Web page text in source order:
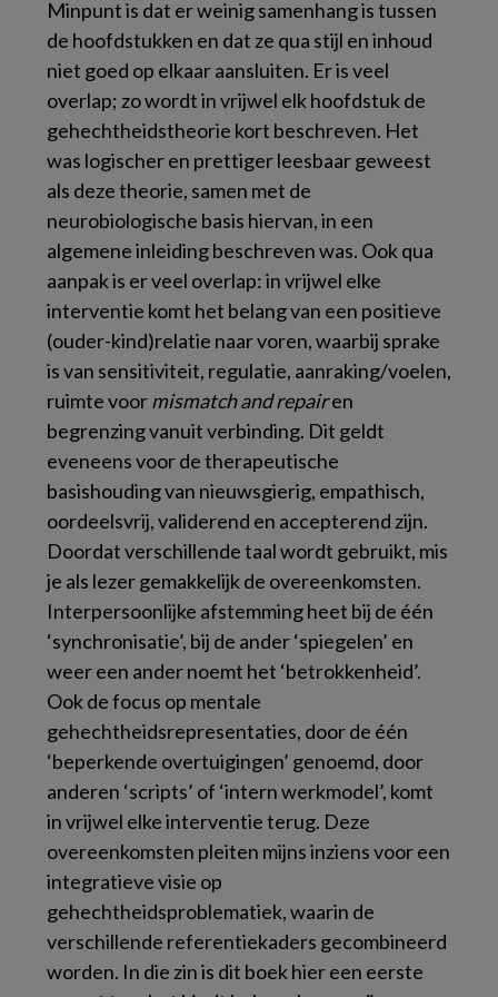
Minpunt is dat er weinig samenhang is tussen
de hoofdstukken en dat ze qua stijl en inhoud
niet goed op elkaar aansluiten. Er is veel
overlap; zo wordt in vrijwel elk hoofdstuk de
gehechtheidstheorie kort beschreven. Het
was logischer en prettiger leesbaar geweest
als deze theorie, samen met de
neurobiologische basis hiervan, in een
algemene inleiding beschreven was. Ook qua
aanpak is er veel overlap: in vrijwel elke
interventie komt het belang van een positieve
(ouder-kind)relatie naar voren, waarbij sprake
is van sensitiviteit, regulatie, aanraking/voelen,
ruimte voormismatch and repairen
begrenzing vanuit verbinding. Dit geldt
eveneens voor de therapeutische
basishouding van nieuwsgierig, empathisch,
oordeelsvrij, validerend en accepterend zijn.
Doordat verschillende taal wordt gebruikt, mis
je als lezer gemakkelijk de overeenkomsten.
Interpersoonlijke afstemming heet bij de één
‘synchronisatie’, bij de ander ‘spiegelen’ en
weer een ander noemt het ‘betrokkenheid’.
Ook de focus op mentale
gehechtheidsrepresentaties, door de één
‘beperkende overtuigingen’ genoemd, door
anderen ‘scripts’ of ‘intern werkmodel’, komt
in vrijwel elke interventie terug. Deze
overeenkomsten pleiten mijns inziens voor een
integratieve visie op
gehechtheidsproblematiek, waarin de
verschillende referentiekaders gecombineerd
worden. In die zin is dit boek hier een eerste